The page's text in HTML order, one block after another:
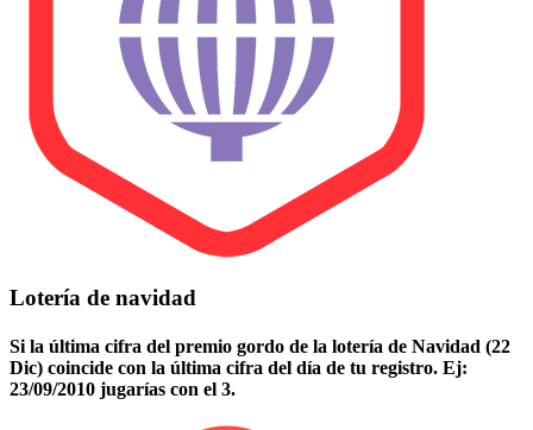
Lotería de navidad
Si la última cifra del premio gordo de la lotería de Navidad (22
Dic) coincide con la última cifra del día de tu registro. Ej:
23/09/2010 jugarías con el 3.